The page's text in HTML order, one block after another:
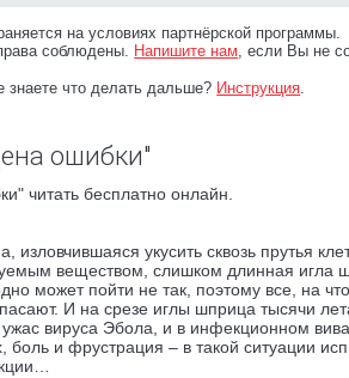
на условиях партнёрской программы.
соблюдены. Напишите нам, если Вы не
знаете что делать дальше? Инструкция.
ошибки"
читать бесплатно онлайн.
укусить сквозь прутья
веществом, слишком длинная игла
может пойти не так, поэтому все, на
И на срезе иглы шприца тысячи
вируса Эбола, и в инфекционном
боль и фрустрация – в такой ситуации